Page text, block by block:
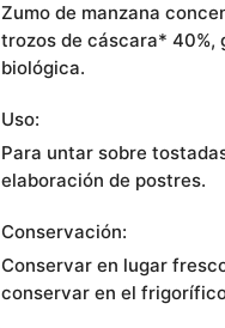
Zumo de manzana
trozos de cáscara*
biológica.
Uso:
Para untar sobre
elaboración de postres.
Conservación:
Conservar en lugar
conservar en el